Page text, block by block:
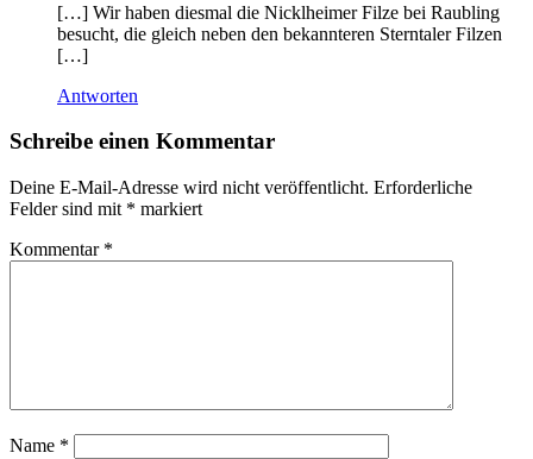
[…] Wir haben diesmal die Nicklheimer Filze bei Raubling
besucht, die gleich neben den bekannteren Sterntaler Filzen
[…]
Antworten
Schreibe einen Kommentar
Deine E-Mail-Adresse wird nicht veröffentlicht. Erforderliche
Felder sind mit * markiert
Kommentar *
Name *